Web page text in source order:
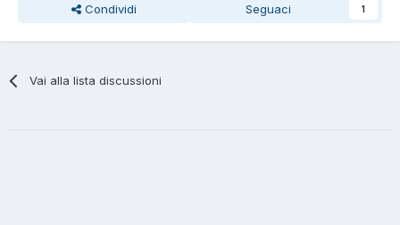
Condividi Seguaci 1
Vai alla lista discussioni